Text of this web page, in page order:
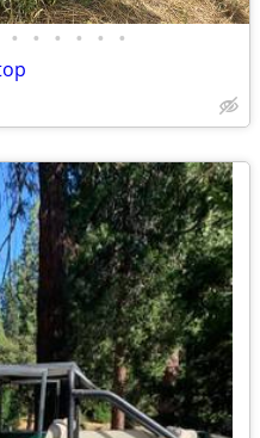
• • • • • •